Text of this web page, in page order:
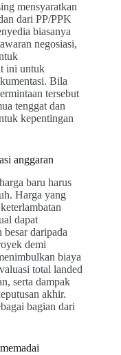
mensyaratkan
dari PP/PPK
biasanya
negosiasi,
ini untuk
Bila
tersebut
tenggat dan
kepentingan
anggaran
baru harus
Harga yang
dapat
daripada
demi
biaya
total landed
serta dampak
akhir.
bagian dari